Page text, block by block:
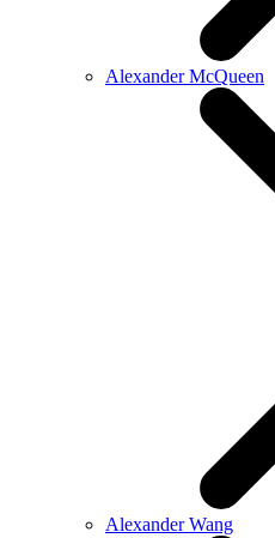
Alexander McQueen
Alexander Wang